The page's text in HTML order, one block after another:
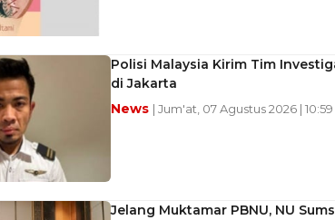
Polisi Malaysia Kirim Tim
di Jakarta
News | Jum'at, 07 Agustus 2026 |
Jelang Muktamar PBNU, NU